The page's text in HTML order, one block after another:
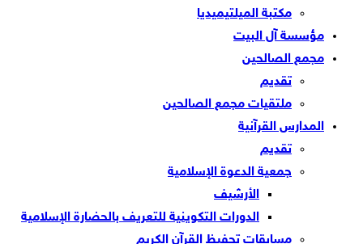
مكتبة الميلتيميديا
مؤسسة آل البيت
مجمع الصالحين
تقديم
ملتقيات مجمع الصالحين
المدارس القرآنية
تقديم
جمعية الدعوة الإسلامية
الأرشيف
الدورات التكوينية للتعريف بالحضارة الإسلامية
مسابقات تحفيظ القرآن الكريم